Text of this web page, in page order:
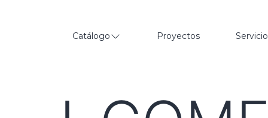
Catálogo Proyectos